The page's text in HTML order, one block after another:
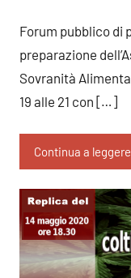
Forum pubblico di
preparazione
Sovranità
19 alle 21 con […]
Continua a leggere